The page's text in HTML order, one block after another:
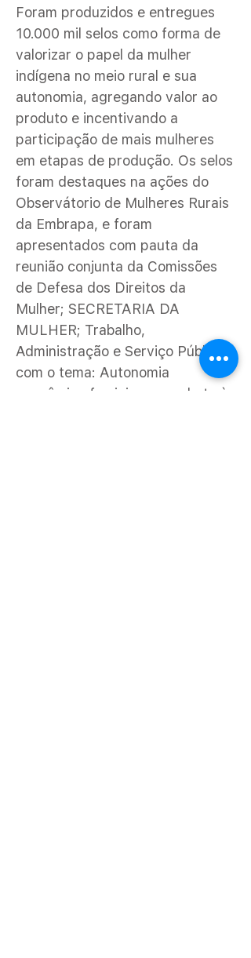
Foram produzidos e entregues
10.000 mil selos como forma de
valorizar o papel da mulher
indígena no meio rural e sua
autonomia, agregando valor ao
produto e incentivando a
participação de mais mulheres
em etapas de produção. Os selos
foram destaques na ações do
Observátorio de Mulheres Rurais
da Embrapa, e foram
apresentados com pauta da
reunião conjunta da Comissões
de Defesa dos Direitos da
Mulher; SECRETARIA DA
MULHER; Trabalho,
Administração e Serviço Público,
com o tema: Autonomia
econômica feminina e combate à